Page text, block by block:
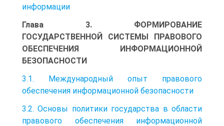
информации
Глава 3. ФОРМИРОВАНИЕ
ГОСУДАРСТВЕННОЙ СИСТЕМЫ ПРАВОВОГО
ОБЕСПЕЧЕНИЯ ИНФОРМАЦИОННОЙ
БЕЗОПАСНОСТИ
3.1. Международный опыт правового
обеспечения информационной безопасности
3.2. Основы политики государства в области
правового обеспечения информационной